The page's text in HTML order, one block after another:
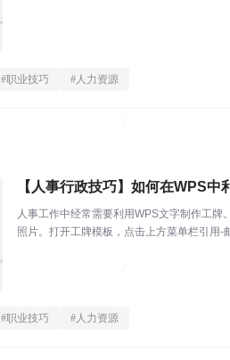
#职业技巧 #人力资源
【人事行政技巧】如何在WPS
人事工作中经常需要利用WPS文字制作工
照片。打开工牌模板，点击上方菜单栏引用
#职业技巧 #人力资源